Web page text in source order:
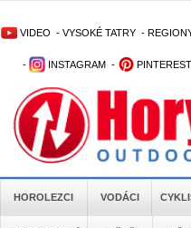
VIDEO - VYSOKÉ TATRY -
- INSTAGRAM - PINTEREST
HOROLEZCI VODÁCI